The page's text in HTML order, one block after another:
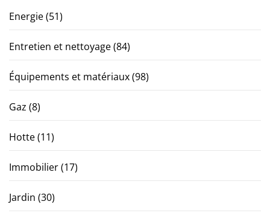
Energie(51)
Entretien et nettoyage(84)
Équipements et matériaux(98)
Gaz (8)
Hotte(11)
Immobilier(17)
Jardin (30)